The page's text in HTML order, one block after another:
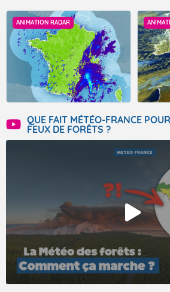
ANIMATION RADAR
QUE FAIT MÉTÉO-FRANCE
FEUX DE FORÊTS ?